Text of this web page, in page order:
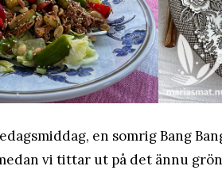
en somrig Bang
vi tittar ut på det ännu